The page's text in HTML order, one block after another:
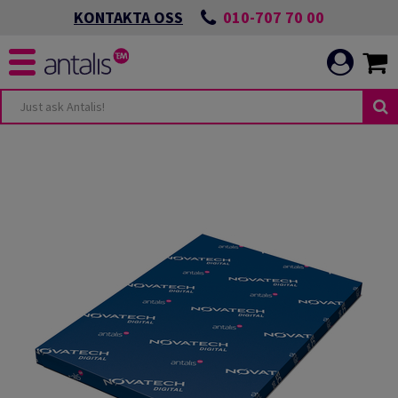
KONTAKTA OSS 010-707 70 00